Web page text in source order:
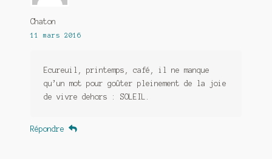
Chaton
11 mars 2016
Ecureuil, printemps, café, il ne manque
qu’un mot pour goûter pleinement de la joie
de vivre dehors : SOLEIL.
Répondre